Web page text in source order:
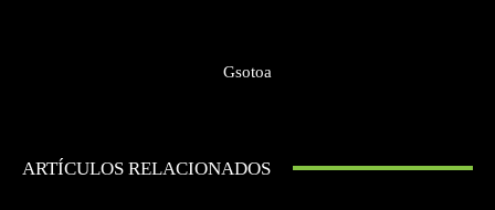
Gsotoa
ARTÍCULOS RELACIONADOS